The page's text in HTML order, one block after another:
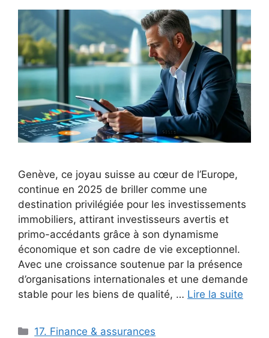
Genève, ce joyau suisse au cœur de l’Europe,
continue en 2025 de briller comme une
destination privilégiée pour les investissements
immobiliers, attirant investisseurs avertis et
primo-accédants grâce à son dynamisme
économique et son cadre de vie exceptionnel.
Avec une croissance soutenue par la présence
d’organisations internationales et une demande
stable pour les biens de qualité, … Lire la suite
Catégories
17. Finance & assurances